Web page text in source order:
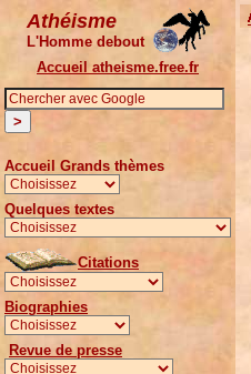
Athéisme
L'Homme debout
Accueil atheisme.free.fr
Accueil Grands thèmes
Quelques textes
Citations
Biographies
Revue de presse